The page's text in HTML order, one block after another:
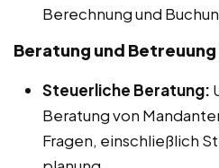
Berechnung und
Beratung und
Steuerliche Beratung:
Beratung von
Fragen, einschließlich